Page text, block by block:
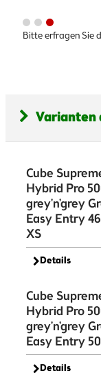
Bitte erfragen Sie
Varianten
Cube
Hybrid Pro
grey'n'grey
Easy Entry
XS
Details
Cube
Hybrid Pro
grey'n'grey
Easy Entry
Details